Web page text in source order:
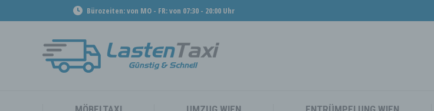
Bürozeiten: von MO - FR: von 07:30 - 20:00 Uhr